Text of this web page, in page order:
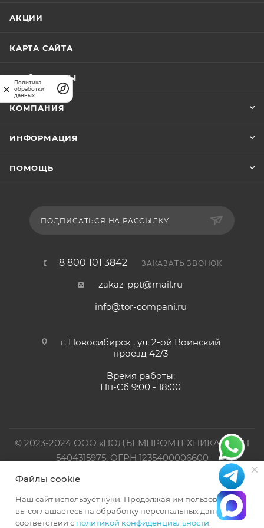
АКЦИИ
КАРТА САЙТА
ПРАЙС-ЛИСТЫ
КОМПАНИЯ
ИНФОРМАЦИЯ
ПОМОЩЬ
ПОДПИСАТЬСЯ НА РАССЫЛКУ
8 800 101 3842 ЗАКАЗАТЬ ЗВОНОК
zakaz-ppt@mail.ru
info@tor-compani.ru
г. Новосибирск , ул. 2-ой Воинский
проезд 42/3
Время работы:
Пн-Сб 9:00 - 18:00
© 2023-2024 ООО «ПОДЪЕМПРОМТЕХНИКА». ИНН
5404315975, ОГРН 1235400006600
Официальный представитель TOR INDUSTRIES
Файлы cookie
Наш сайт использует куки. Продолжая им пользоваться,
вы соглашаетесь на обработку персональных данных в
соответствии с политикой конфиденциальности
Политика
обработки
данных